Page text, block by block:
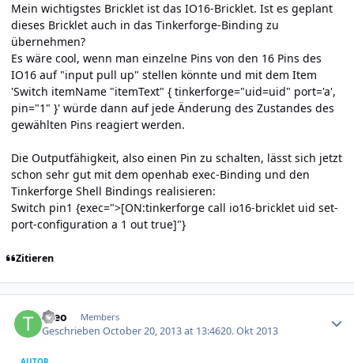
Mein wichtigstes Bricklet ist das IO16-Bricklet. Ist es geplant
dieses Bricklet auch in das Tinkerforge-Binding zu
übernehmen?
Es wäre cool, wenn man einzelne Pins von den 16 Pins des
IO16 auf "input pull up" stellen könnte und mit dem Item
'Switch itemName "itemText" { tinkerforge="uid=uid" port='a',
pin="1" }' würde dann auf jede Änderung des Zustandes des
gewählten Pins reagiert werden.
Die Outputfähigkeit, also einen Pin zu schalten, lässt sich jetzt
schon sehr gut mit dem openhab exec-Binding und den
Tinkerforge Shell Bindings realisieren:
Switch pin1 {exec=">[ON:tinkerforge call io16-bricklet uid set-
port-configuration a 1 out true]"}
Zitieren
theo Members
GeschriebenOctober 20, 2013 at 13:4620. Okt 2013